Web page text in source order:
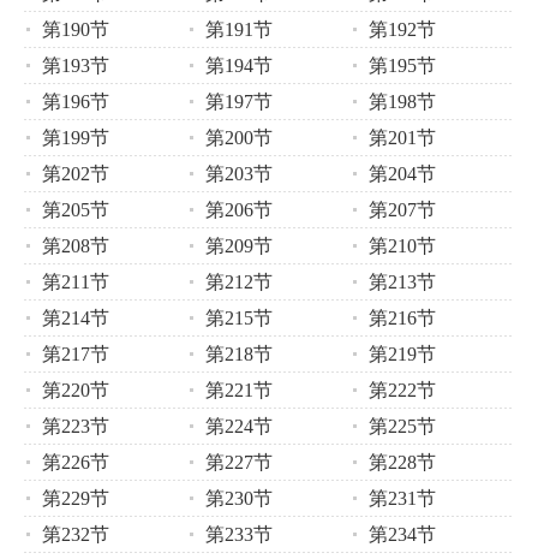
第190节
第191节
第192节
第193节
第194节
第195节
第196节
第197节
第198节
第199节
第200节
第201节
第202节
第203节
第204节
第205节
第206节
第207节
第208节
第209节
第210节
第211节
第212节
第213节
第214节
第215节
第216节
第217节
第218节
第219节
第220节
第221节
第222节
第223节
第224节
第225节
第226节
第227节
第228节
第229节
第230节
第231节
第232节
第233节
第234节